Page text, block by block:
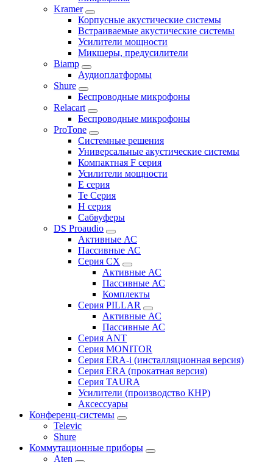
Kramer
Корпусные акустические системы
Встраиваемые акустические системы
Усилители мощности
Микшеры, предусилители
Biamp
Аудиоплатформы
Shure
Беспроводные микрофоны
Relacart
Беспроводные микрофоны
ProTone
Системные решения
Универсальные акустические системы
Компактная F серия
Усилители мощности
E серия
Te Серия
H серия
Сабвуферы
DS Proaudio
Активные АС
Пассивные АС
Серия CX
Активные АС
Пассивные АС
Комплекты
Серия PILLAR
Активные АС
Пассивные АС
Серия ANT
Серия MONITOR
Серия ERA-i (инсталляционная версия)
Серия ERA (прокатная версия)
Серия TAURA
Усилители (производство КНР)
Аксессуары
Конференц-системы
Televic
Shure
Коммутационные приборы
Aten